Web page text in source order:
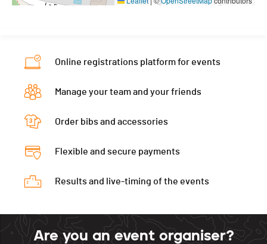
Online registrations platform for events
Manage your team and your friends
Order bibs and accessories
Flexible and secure payments
Results and live-timing of the events
Are you an event organiser?